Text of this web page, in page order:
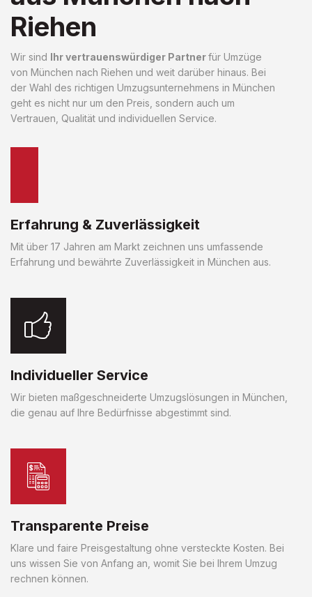
Riehen
Wir sind Ihr vertrauenswürdiger Partnerfür Umzüge
von München nach Riehen und weit darüber hinaus. Bei
der Wahl des richtigen Umzugsunternehmens in München
geht es nicht nur um den Preis, sondern auch um
Vertrauen, Qualität und individuellen Service.
Erfahrung & Zuverlässigkeit
Mit über 17 Jahren am Markt zeichnen uns umfassende
Erfahrung und bewährte Zuverlässigkeit in München aus.
Individueller Service
Wir bieten maßgeschneiderte Umzugslösungen in München,
die genau auf Ihre Bedürfnisse abgestimmt sind.
Transparente Preise
Klare und faire Preisgestaltung ohne versteckte Kosten. Bei
uns wissen Sie von Anfang an, womit Sie bei Ihrem Umzug
rechnen können.